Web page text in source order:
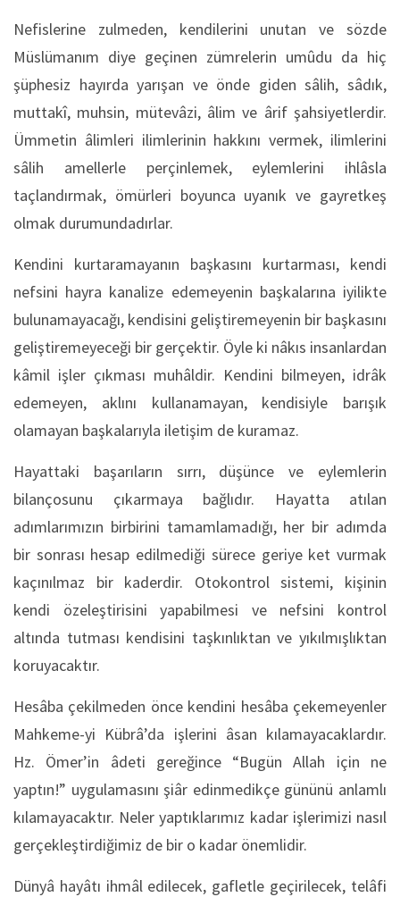
Nefislerine zulmeden, kendilerini unutan ve sözde
Müslümanım diye geçinen zümrelerin umûdu da hiç
şüphesiz hayırda yarışan ve önde giden sâlih, sâdık,
muttakî, muhsin, mütevâzi, âlim ve ârif şahsiyetlerdir.
Ümmetin âlimleri ilimlerinin hakkını vermek, ilimlerini
sâlih amellerle perçinlemek, eylemlerini ihlâsla
taçlandırmak, ömürleri boyunca uyanık ve gayretkeş
olmak durumundadırlar.
Kendini kurtaramayanın başkasını kurtarması, kendi
nefsini hayra kanalize edemeyenin başkalarına iyilikte
bulunamayacağı, kendisini geliştiremeyenin bir başkasını
geliştiremeyeceği bir gerçektir. Öyle ki nâkıs insanlardan
kâmil işler çıkması muhâldir. Kendini bilmeyen, idrâk
edemeyen, aklını kullanamayan, kendisiyle barışık
olamayan başkalarıyla iletişim de kuramaz.
Hayattaki başarıların sırrı, düşünce ve eylemlerin
bilançosunu çıkarmaya bağlıdır. Hayatta atılan
adımlarımızın birbirini tamamlamadığı, her bir adımda
bir sonrası hesap edilmediği sürece geriye ket vurmak
kaçınılmaz bir kaderdir. Otokontrol sistemi, kişinin
kendi özeleştirisini yapabilmesi ve nefsini kontrol
altında tutması kendisini taşkınlıktan ve yıkılmışlıktan
koruyacaktır.
Hesâba çekilmeden önce kendini hesâba çekemeyenler
Mahkeme-yi Kübrâ’da işlerini âsan kılamayacaklardır.
Hz. Ömer’in âdeti gereğince “Bugün Allah için ne
yaptın!” uygulamasını şiâr edinmedikçe gününü anlamlı
kılamayacaktır. Neler yaptıklarımız kadar işlerimizi nasıl
gerçekleştirdiğimiz de bir o kadar önemlidir.
Dünyâ hayâtı ihmâl edilecek, gafletle geçirilecek, telâfi